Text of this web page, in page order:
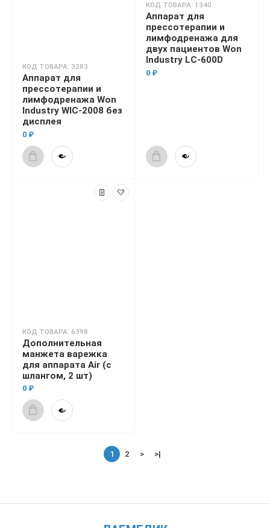
КОД ТОВАРА: 3283
Аппарат для
прессотерапии и
лимфодренажа Won
Industry WIC-2008 без
дисплея
0 ₽
КОД ТОВАРА: 1340
Аппарат для
прессотерапии и
лимфодренажа для
двух пациентов Won
Industry LC-600D
0 ₽
КОД ТОВАРА: 6398
Дополнительная
манжета варежка
для аппарата Air (с
шлангом, 2 шт)
0 ₽
1 2 > >|